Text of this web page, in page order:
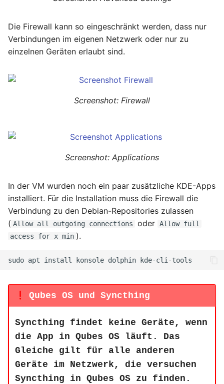
Die Firewall kann so eingeschränkt werden, dass nur
Verbindungen im eigenen Netzwerk oder nur zu
einzelnen Geräten erlaubt sind.
Screenshot: Firewall
Screenshot: Applications
In der VM wurden noch ein paar zusätzliche KDE-Apps
installiert. Für die Installation muss die Firewall die
Verbindung zu den Debian-Repositories zulassen
( Allow all outgoing connections oder Allow full
access for x min ).
sudo apt install konsole dolphin
Qubes OS und Syncthing
Syncthing findet keine Geräte, wenn
die App in Qubes OS läuft. Das
Gleiche gilt für alle anderen
Geräte im Netzwerk, die versuchen
Syncthing in Qubes OS zu finden.